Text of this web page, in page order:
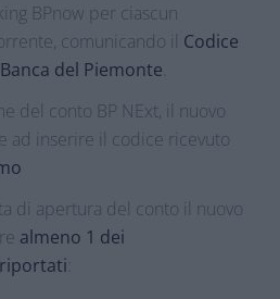
BPnow per ciascun
comunicando il Codice
del Piemonte
del conto BP NExt, il nuovo
ad inserire il codice ricevuto
di apertura del conto il nuovo
almeno 1 dei